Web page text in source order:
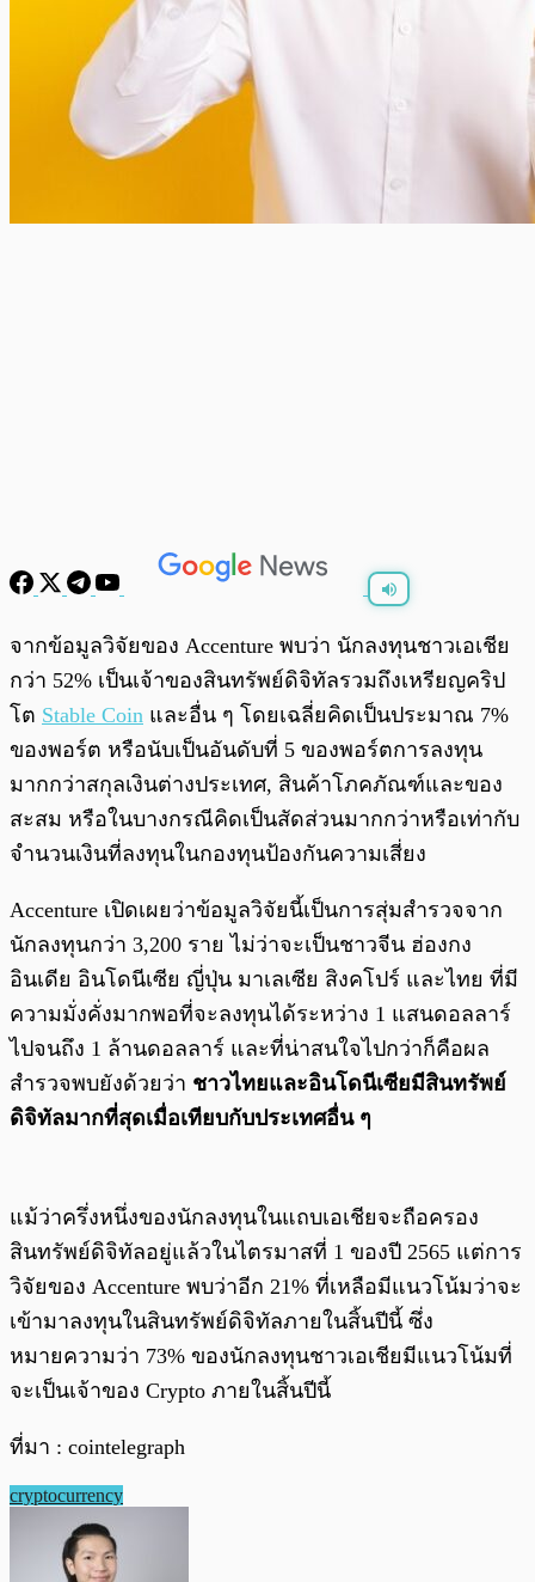
พร้อมเล่น
จากข้อมูลวิจัยของ Accenture พบว่า นักลงทุนชาวเอเชีย
กว่า 52% เป็นเจ้าของสินทรัพย์ดิจิทัลรวมถึงเหรียญคริป
โต Stable Coin และอื่น ๆ โดยเฉลี่ยคิดเป็นประมาณ 7%
ของพอร์ต หรือนับเป็นอันดับที่ 5 ของพอร์ตการลงทุน
มากกว่าสกุลเงินต่างประเทศ, สินค้าโภคภัณฑ์และของ
สะสม หรือในบางกรณีคิดเป็นสัดส่วนมากกว่าหรือเท่ากับ
จำนวนเงินที่ลงทุนในกองทุนป้องกันความเสี่ยง
Accenture เปิดเผยว่าข้อมูลวิจัยนี้เป็นการสุ่มสำรวจจาก
นักลงทุนกว่า 3,200 ราย ไม่ว่าจะเป็นชาวจีน ฮ่องกง
อินเดีย อินโดนีเซีย ญี่ปุ่น มาเลเซีย สิงคโปร์ และไทย ที่มี
ความมั่งคั่งมากพอที่จะลงทุนได้ระหว่าง 1 แสนดอลลาร์
ไปจนถึง 1 ล้านดอลลาร์ และที่น่าสนใจไปกว่าก็คือผล
สำรวจพบยังด้วยว่า ชาวไทยและอินโดนีเซียมีสินทรัพย์
ดิจิทัลมากที่สุดเมื่อเทียบกับประเทศอื่น ๆ
แม้ว่าครึ่งหนึ่งของนักลงทุนในแถบเอเชียจะถือครอง
สินทรัพย์ดิจิทัลอยู่แล้วในไตรมาสที่ 1 ของปี 2565 แต่การ
วิจัยของ Accenture พบว่าอีก 21% ที่เหลือมีแนวโน้มว่าจะ
เข้ามาลงทุนในสินทรัพย์ดิจิทัลภายในสิ้นปีนี้ ซึ่ง
หมายความว่า 73% ของนักลงทุนชาวเอเชียมีแนวโน้มที่
จะเป็นเจ้าของ Crypto ภายในสิ้นปีนี้
ที่มา : cointelegraph
cryptocurrency